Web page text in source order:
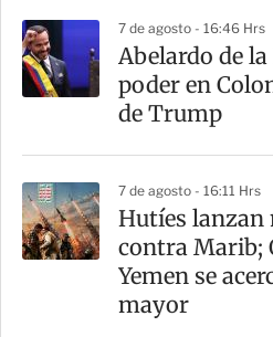
7 de agosto - 16:46 Hrs
Abelardo de
poder en
de Trump
7 de agosto - 16:11 Hrs
Hutíes lanzan
contra Marib;
Yemen se
mayor